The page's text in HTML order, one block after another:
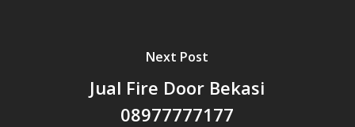
Next Post
Jual Fire Door Bekasi
08977777177